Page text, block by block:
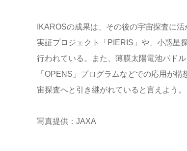
IKAROSの成果は、その後の宇宙探査に
実証プロジェクト「PIERIS」や、小惑星
行われている。また、薄膜太陽電池パド
「OPENS」プログラムなどでの応用が
宙探査へと引き継がれていると言えよう。
写真提供：JAXA